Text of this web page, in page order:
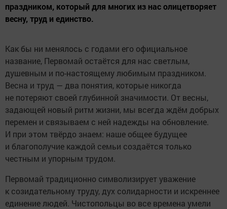
праздником, который для многих из нас олицетворяет
весну, труд и единство.
Как бы ни менялось с годами его официальное
название, Первомай остаётся для нас светлым,
душевным и по-настоящему любимым праздником.
Весна и труд — два понятия, которые никогда
не потеряют своей глубинной значимости. От весны,
задающей новый ритм жизни, мы всегда ждём добрых
перемен и связываем с ней надежды на обновление.
И при этом твёрдо знаем: наше общее будущее
и благополучие каждой семьи создаётся только
честным и упорным трудом.
Первомай традиционно символизирует уважение
к созидательному труду, дух солидарности и искреннее
единение людей. Чистопольцы во все времена умели